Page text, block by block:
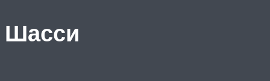
Шасси